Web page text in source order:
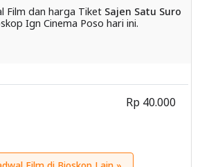
Film dan harga Tiket Sajen Satu Suro
Ign Cinema Poso hari ini.
Rp 40.000